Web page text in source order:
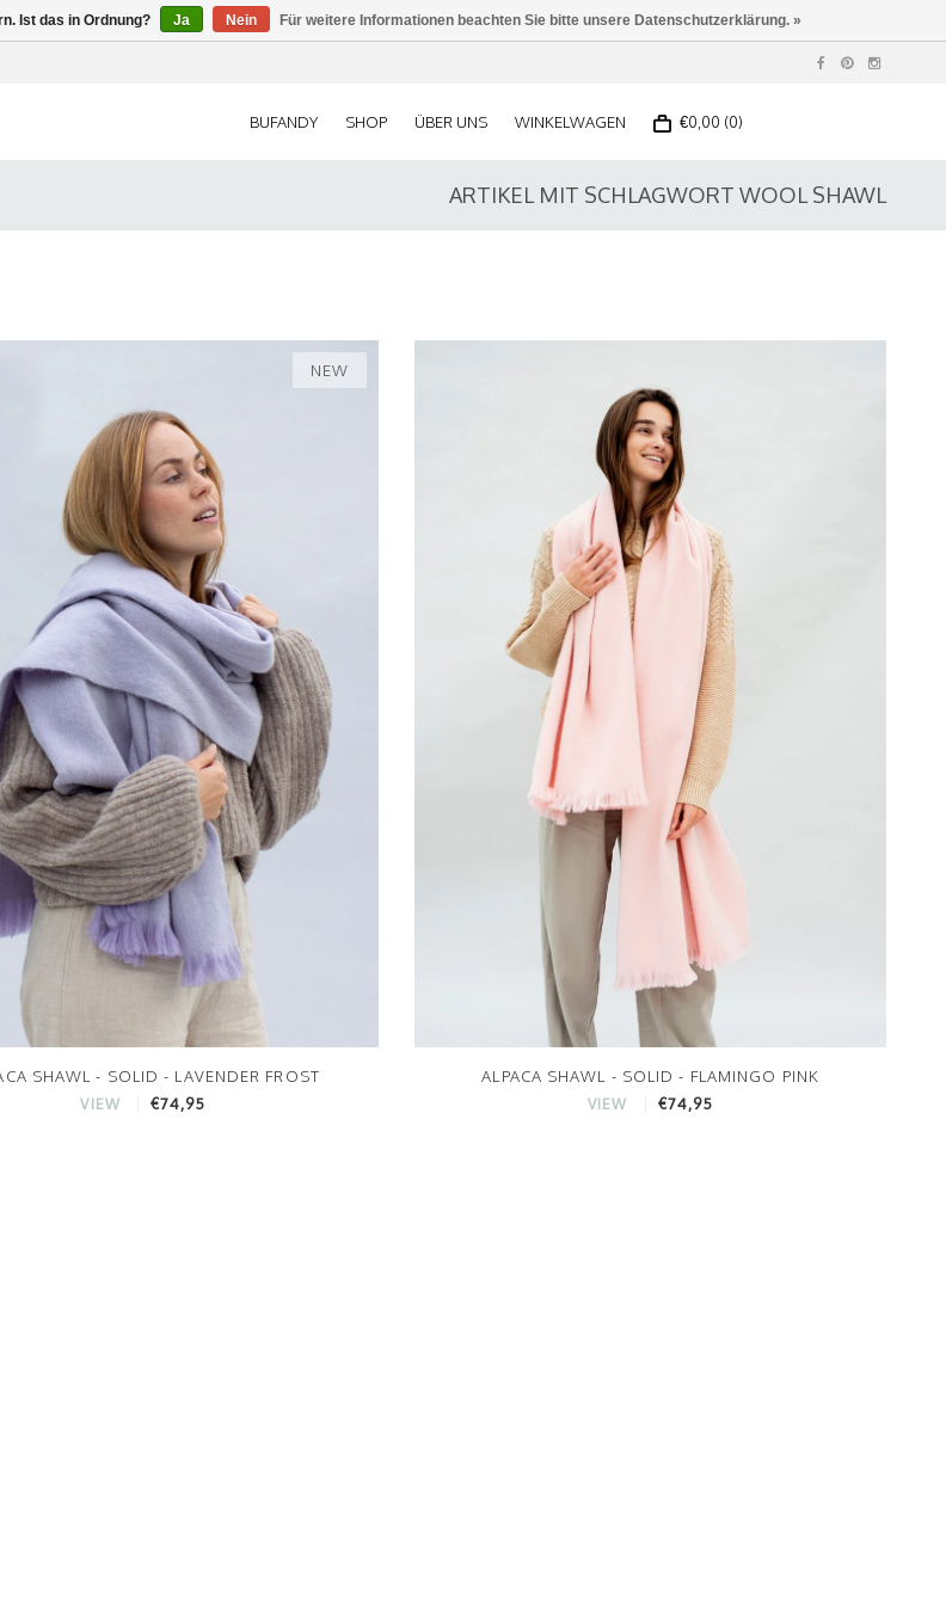
BUFANDY SHOP ÜBER UNS WINKELWAGEN €0,00 (0)
ARTIKEL MIT SCHLAGWORT WOOL SHAWL
NEW
SHAWL - SOLID - LAVENDER FROST
VIEW €74,95
ALPACA SHAWL - SOLID - FLAMINGO PINK
VIEW €74,95
Ist das in Ordnung? Ja Nein Für weitere Informationen beachten Sie bitte unsere Datenschutzerklärung. »